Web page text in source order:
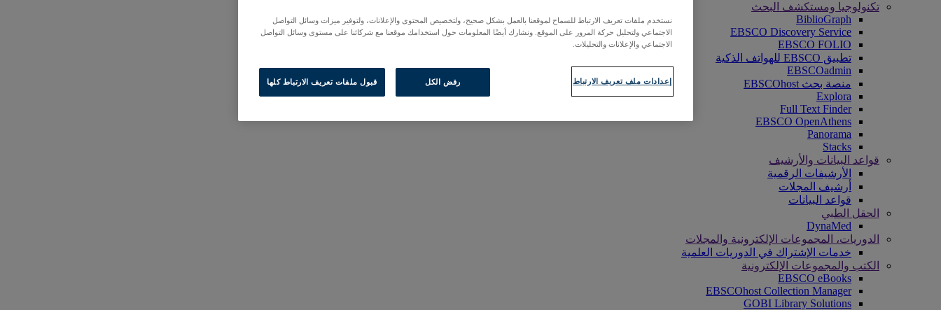
تكنولوجيا ومستكشف البحث
BiblioGraph
EBSCO Discovery Service
EBSCO FOLIO
تطبيق EBSCO للهواتف الذكية
EBSCOadmin
منصة بحث EBSCOhost
Explora
Full Text Finder
EBSCO OpenAthens
Panorama
Stacks
قواعد البيانات والأرشيف
الأرشيفات الرقمية
أرشيف المجلات
قواعد البيانات
الحقل الطبي
DynaMed
الدوريات، المجموعات الإلكترونية والمجلات
خدمات الإشتراك في الدوريات العلمية
الكتب والمجموعات الإلكترونية
EBSCO eBooks
EBSCOhost Collection Manager
GOBI Library Solutions
نستخدم ملفات تعريف الارتباط للسماح لموقعنا بالعمل بشكل صحيح، ولتخصيص المحتوى والإعلانات، ولتوفير ميزات وسائل التواصل
الاجتماعي ولتحليل حركة المرور على الموقع. ونشارك أيضًا المعلومات حول استخدامك موقعنا مع شركائنا على مستوى وسائل التواصل
الاجتماعي والإعلانات والتحليلات.
إعدادات ملف تعريف الارتباط رفض الكل قبول ملفات تعريف الارتباط كلها